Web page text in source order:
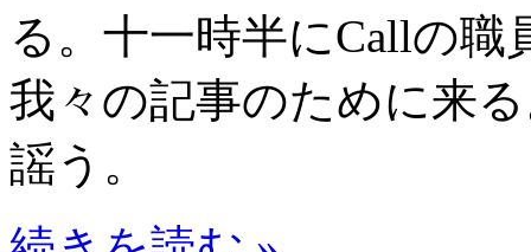
る。十一時半にCallの
我々の記事のために来
謡う。